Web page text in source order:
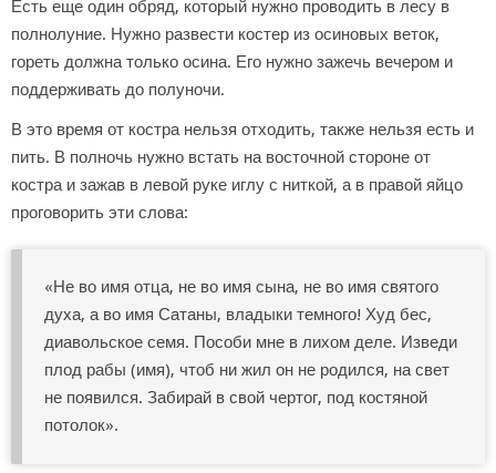
Есть еще один обряд, который нужно проводить в лесу в
полнолуние. Нужно развести костер из осиновых веток,
гореть должна только осина. Его нужно зажечь вечером и
поддерживать до полуночи.
В это время от костра нельзя отходить, также нельзя есть и
пить. В полночь нужно встать на восточной стороне от
костра и зажав в левой руке иглу с ниткой, а в правой яйцо
проговорить эти слова:
«Не во имя отца, не во имя сына, не во имя святого
духа, а во имя Сатаны, владыки темного! Худ бес,
диавольское семя. Пособи мне в лихом деле. Изведи
плод рабы (имя), чтоб ни жил он не родился, на свет
не появился. Забирай в свой чертог, под костяной
потолок».